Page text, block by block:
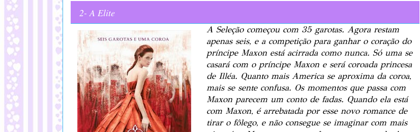
2- A Elite
A Seleção começou com 35 garotas. Agora restam
apenas seis, e a competição para ganhar o coração do
príncipe Maxon está acirrada como nunca. Só uma se
casará com o príncipe Maxon e será coroada princesa
de Illéa. Quanto mais America se aproxima da coroa,
mais se sente confusa. Os momentos que passa com
Maxon parecem um conto de fadas. Quando ela está
com Maxon, é arrebatada por esse novo romance de
tirar o fôlego, e não consegue se imaginar com mais